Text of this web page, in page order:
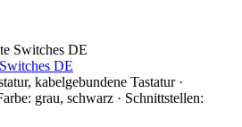
DE
kabelgebundene Tastatur ·
grau, schwarz · Schnittstellen: